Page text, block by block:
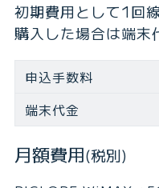
初期費用として1回
購入した場合は端末
申込手数料
端末代金
月額費用(税別)